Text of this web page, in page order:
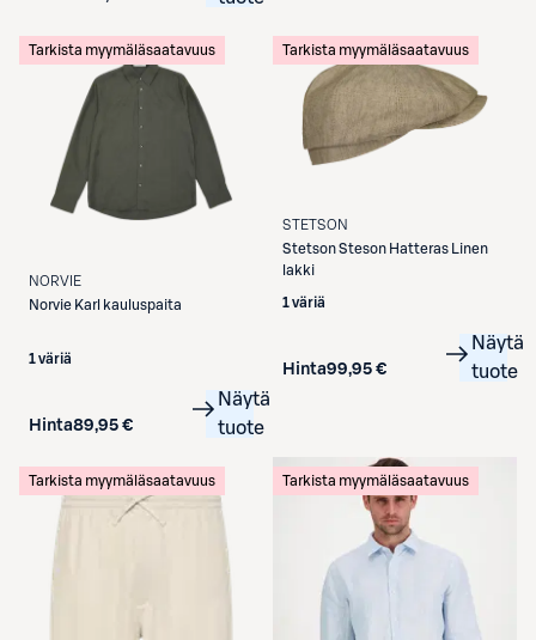
Tarkista myymäläsaatavuus
NORVIE
Norvie Karl kauluspaita
1 väriä
Hinta89,95 €
Näytä
tuote
Tarkista myymäläsaatavuus
STETSON
StetsonSteson Hatteras Linen
lakki
1 väriä
Hinta99,95 €
Näytä
tuote
Tarkista myymäläsaatavuus Tarkista myymäläsaatavuus